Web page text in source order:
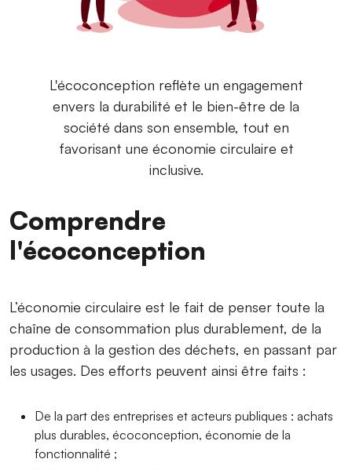
L'écoconception reflète un engagement
envers la durabilité et le bien-être de la
société dans son ensemble, tout en
favorisant une économie circulaire et
inclusive.
Comprendre
l'écoconception
L’économie circulaire est le fait de penser toute la
chaîne de consommation plus durablement, de la
production à la gestion des déchets, en passant par
les usages. Des efforts peuvent ainsi être faits :
De la part des entreprises et acteurs publiques : achats
plus durables, écoconception, économie de la
fonctionnalité ;